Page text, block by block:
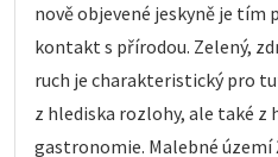
nově objevené jeskyně je tím
kontakt s přírodou. Zelený,
ruch je charakteristický pro
z hlediska rozlohy, ale také z
gastronomie. Malebné území